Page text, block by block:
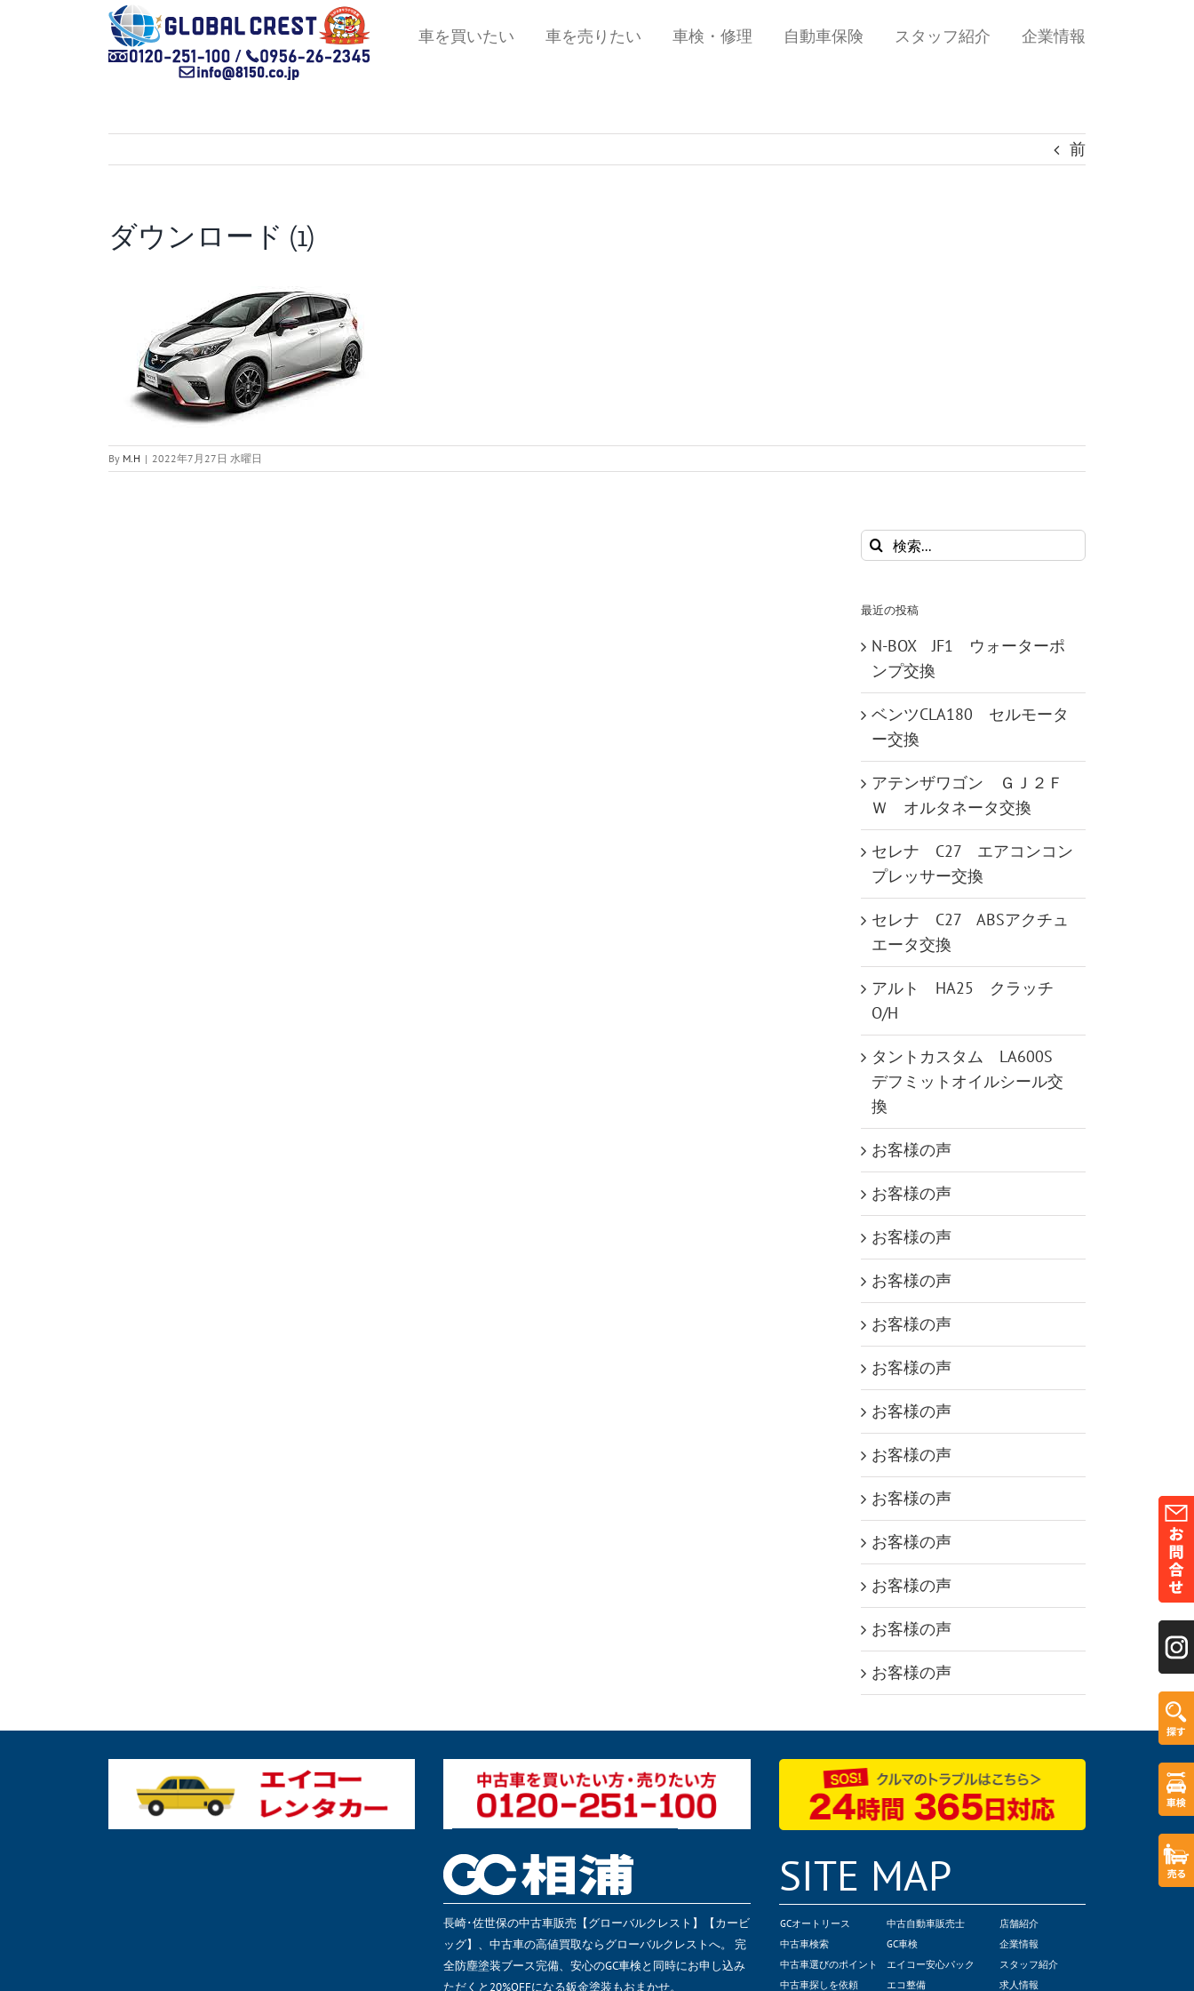
車を買いたい 車を売りたい 車検・修理 自動車保険 スタッフ紹介 企業情報
前
ダウンロード (1)
By M.H | 2022年7月27日 水曜日
検
索
最近の投稿
N-BOX JF1 ウォーターポ
ンプ交換
ベンツCLA180 セルモータ
ー交換
アテンザワゴン ＧＪ２Ｆ
Ｗ オルタネータ交換
セレナ C27 エアコンコン
プレッサー交換
セレナ C27 ABSアクチュ
エータ交換
アルト HA25 クラッチ
O/H
タントカスタム LA600S
デフミットオイルシール交
換
お客様の声
お客様の声
お客様の声
お客様の声
お客様の声
お客様の声
お客様の声
お客様の声
お客様の声
お客様の声
お客様の声
お客様の声
お客様の声
長崎･佐世保の中古車販売【グローバルクレスト】【カービ
ッグ】、中古車の高値買取ならグローバルクレストへ。 完
全防塵塗装ブース完備、安心のGC車検と同時にお申し込み
ただくと20%OFFになる鈑金塗装もおまかせ。
SITE MAP
GCオートリース
中古車検索
中古車選びのポイント
中古車探しを依頼
中古自動車販売士
GC車検
エイコー安心パック
エコ整備
店舗紹介
企業情報
スタッフ紹介
求人情報